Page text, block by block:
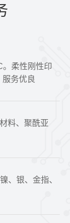
。柔性刚性印
务优良
料、聚酰亚
、银、金指、